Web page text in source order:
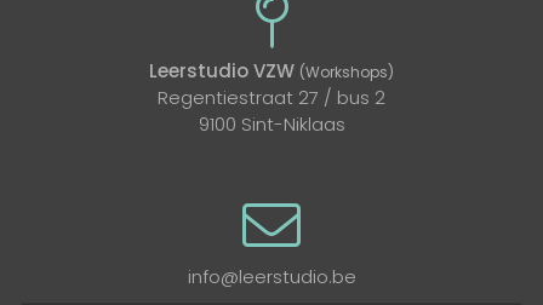
Leerstudio VZW (Workshops)
Regentiestraat 27 / bus 2
9100 Sint-Niklaas
info@leerstudio.be